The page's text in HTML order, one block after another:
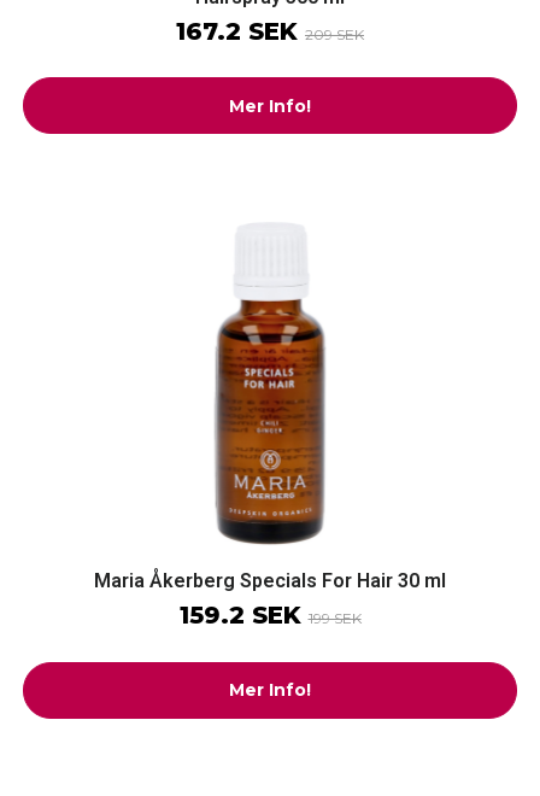
167.2 SEK 209 SEK
Mer Info!
Maria Åkerberg Specials For Hair 30 ml
159.2 SEK199 SEK
Mer Info!